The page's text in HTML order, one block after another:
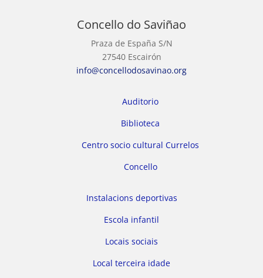
Concello do Saviñao
Praza de España S/N
27540 Escairón
info@concellodosavinao.org
Auditorio
Biblioteca
Centro socio cultural Currelos
Concello
Instalacions deportivas
Escola infantil
Locais sociais
Local terceira idade